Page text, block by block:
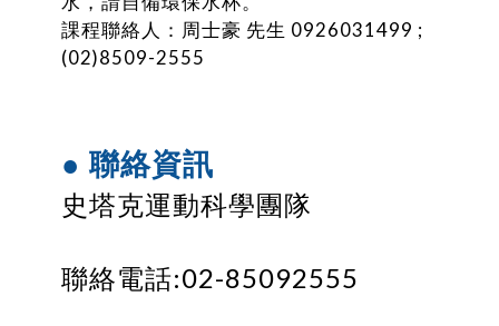
課程聯絡人：周士豪 先生 0926031499 ;
(02)8509-2555
● 聯絡資訊
史塔克運動科學團隊
聯絡電話:02-85092555